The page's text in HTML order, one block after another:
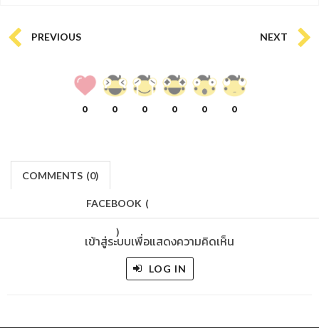
PREVIOUS NEXT
0 0 0 0 0 0
COMMENTS (0)
FACEBOOK (
)
เข้าสู่ระบบเพื่อแสดงความคิดเห็น
LOG IN